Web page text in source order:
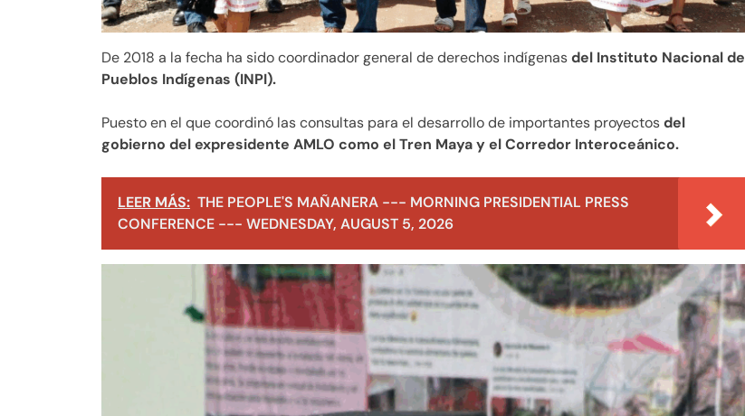
De 2018 a la fecha ha sido coordinador general de derechos indígenasdel Instituto Nacional de
Pueblos Indígenas (INPI).
Puesto en el que coordinó las consultas para el desarrollo de importantes proyectosdel
gobierno del expresidente AMLO como el Tren Maya y el Corredor Interoceánico.
LEER MÁS: THE PEOPLE'S MAÑANERA --- MORNING PRESIDENTIAL PRESS
CONFERENCE --- WEDNESDAY, AUGUST 5, 2026